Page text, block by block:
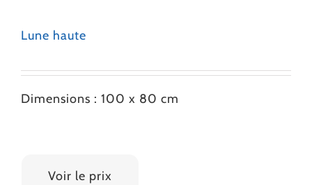
Lune haute
Dimensions : 100 x 80 cm
Voir le prix
1700 €